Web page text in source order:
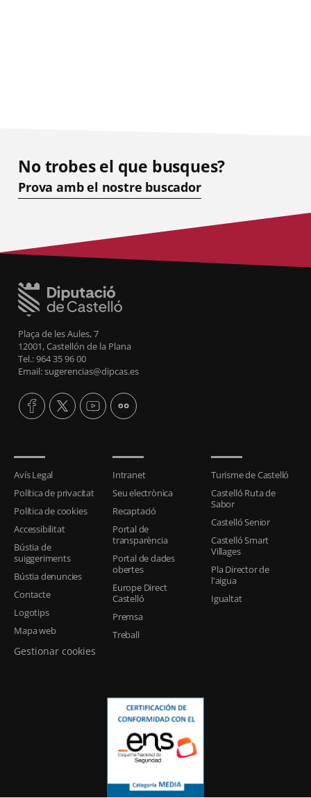
No trobes el que busques?
Prova amb el nostre buscador
Plaça de les Aules, 7
12001, Castellón de la Plana
Tel.: 964 35 96 00
Email: sugerencias@dipcas.es
Avís Legal
Política de privacitat
Política de cookies
Accessibilitat
Bústia de
suiggeriments
Bústia denuncies
Contacte
Logotips
Mapa web
Gestionar cookies
Intranet
Seu electrònica
Recaptació
Portal de
transparència
Portal de dades
obertes
Europe Direct
Castelló
Premsa
Treball
Turisme de Castelló
Castelló Ruta de
Sabor
Castelló Senior
Castelló Smart
Villages
Pla Director de
l'aigua
Igualtat